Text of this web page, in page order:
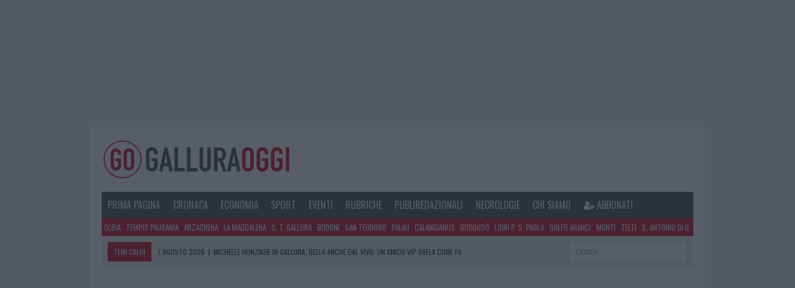
PRIMA PAGINA CRONACA ECONOMIA SPORT EVENTI RUBRICHE PUBLIREDAZIONALI NECROLOGIE CHI SIAMO ABBONATI
OLBIA TEMPIO PAUSANIA ARZACHENA LA MADDALENA S. T. GALLURA BUDONI SAN TEODORO PALAU CALANGIANUS BUDDUSÒ LOIRI P. S. PAOLO GOLFO ARANCI MONTI TELTI S. ANTONIO DI G.
TEMI CALDI 7 AGOSTO 2026 | MICHELLE HUNZIKER IN GALLURA, BELLA ANCHE DAL VIVO: UN AMICO VIP SVELA COME FA